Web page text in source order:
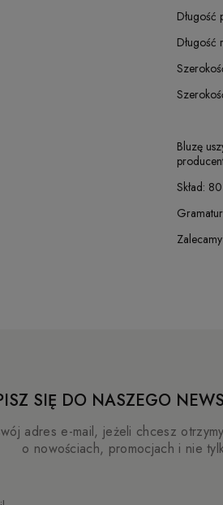
Długość
Długość
Bluzę
Skład:
SIĘ DO NASZEGO
adres e-mail, jeżeli chcesz
o nowościach, promocjach i nie